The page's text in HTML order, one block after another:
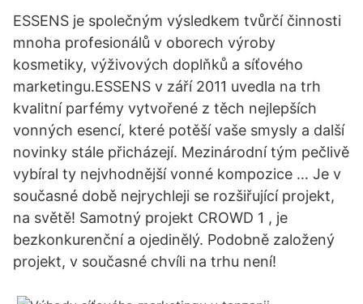
ESSENS je společným výsledkem tvůrčí činnosti
mnoha profesionálů v oborech výroby
kosmetiky, výživových doplňků a síťového
marketingu.ESSENS v září 2011 uvedla na trh
kvalitní parfémy vytvořené z těch nejlepších
vonných esencí, které potěší vaše smysly a další
novinky stále přicházejí. Mezinárodní tým pečlivě
vybíral ty nejvhodnější vonné kompozice … Je v
současné době nejrychleji se rozšiřující projekt,
na světě! Samotný projekt CROWD 1 , je
bezkonkurenční a ojedinělý. Podobně založený
projekt, v současné chvíli na trhu není!